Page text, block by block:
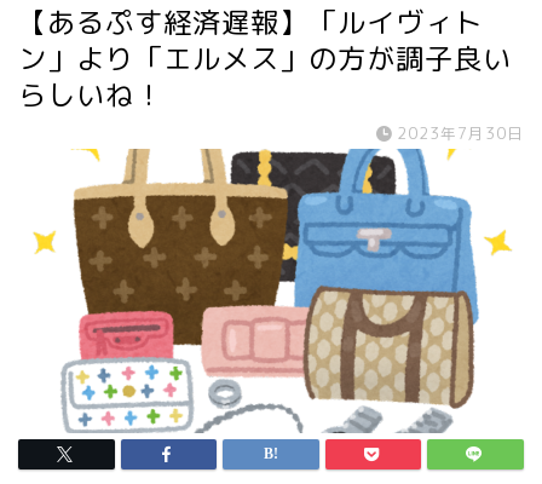
【あるぷす経済遅報】「ルイヴィト
ン」より「エルメス」の方が調子良い
らしいね！
2023年7月30日